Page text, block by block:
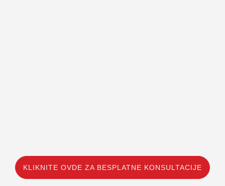
KLIKNITE OVDE ZA BESPLATNE KONSULTACIJE